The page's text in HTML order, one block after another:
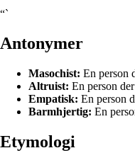
“`
Antonymer
Masochist: En person
Altruist: En person
Empatisk: En person
Barmhjertig: En
Etymologi